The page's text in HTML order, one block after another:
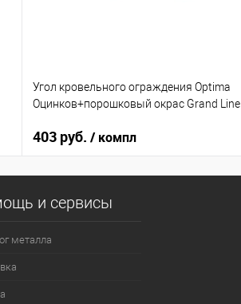
Угол кровельного ограждения Optima
Оцинков+порошковый окрас Grand Line
403 руб. / компл
и сервисы
металла